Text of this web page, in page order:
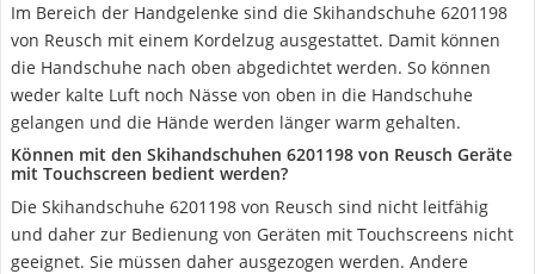
Im Bereich der Handgelenke sind die Skihandschuhe 6201198
von Reusch mit einem Kordelzug ausgestattet. Damit können
die Handschuhe nach oben abgedichtet werden. So können
weder kalte Luft noch Nässe von oben in die Handschuhe
gelangen und die Hände werden länger warm gehalten.
Können mit den Skihandschuhen 6201198 von Reusch Geräte
mit Touchscreen bedient werden?
Die Skihandschuhe 6201198 von Reusch sind nicht leitfähig
und daher zur Bedienung von Geräten mit Touchscreens nicht
geeignet. Sie müssen daher ausgezogen werden. Andere